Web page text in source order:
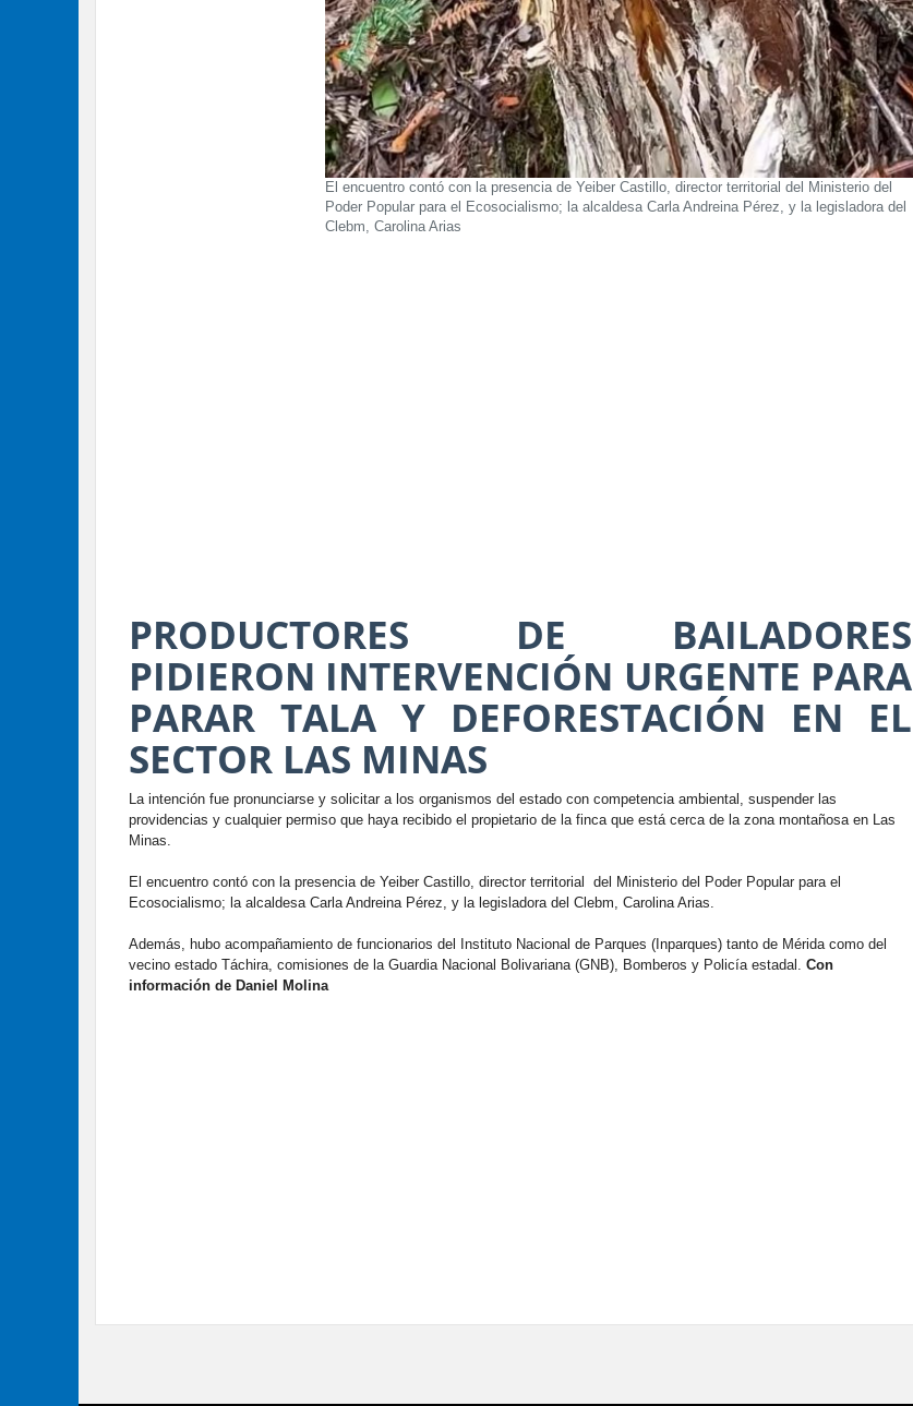
El encuentro contó con la presencia de Yeiber Castillo, director territorial del Ministerio del
Poder Popular para el Ecosocialismo; la alcaldesa Carla Andreina Pérez, y la legisladora del
Clebm, Carolina Arias
PRODUCTORES DE BAILADORES
PIDIERON INTERVENCIÓN URGENTE PARA
PARAR TALA Y DEFORESTACIÓN EN EL
SECTOR LAS MINAS
La intención fue pronunciarse y solicitar a los organismos del estado con competencia ambiental, suspender las
providencias y cualquier permiso que haya recibido el propietario de la finca que está cerca de la zona montañosa en Las
Minas.
El encuentro contó con la presencia de Yeiber Castillo, director territorial del Ministerio del Poder Popular para el
Ecosocialismo; la alcaldesa Carla Andreina Pérez, y la legisladora del Clebm, Carolina Arias.
Además, hubo acompañamiento de funcionarios del Instituto Nacional de Parques (Inparques) tanto de Mérida como del
vecino estado Táchira, comisiones de la Guardia Nacional Bolivariana (GNB), Bomberos y Policía estadal. Con
información de Daniel Molina